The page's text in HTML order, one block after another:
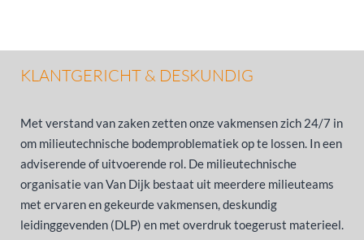
KLANTGERICHT & DESKUNDIG
Met verstand van zaken zetten onze vakmensen zich 24/7 in
om milieutechnische bodemproblematiek op te lossen. In een
adviserende of uitvoerende rol. De milieutechnische
organisatie van Van Dijk bestaat uit meerdere milieuteams
met ervaren en gekeurde vakmensen, deskundig
leidinggevenden (DLP) en met overdruk toegerust materieel.